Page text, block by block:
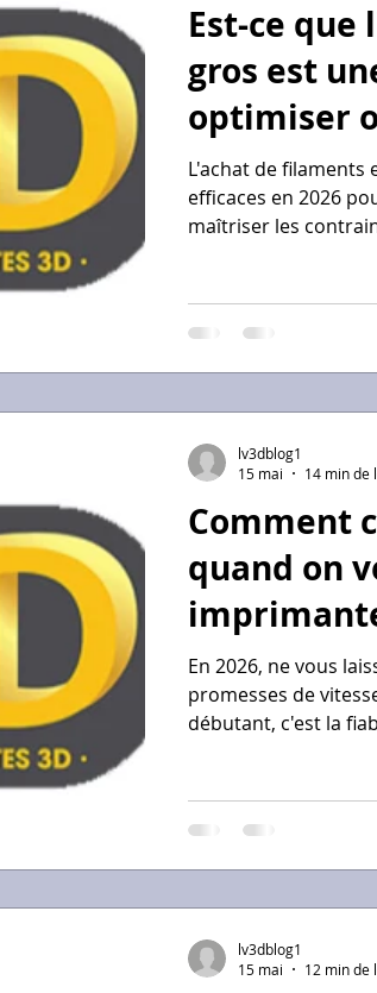
Est-ce
gros est
optimiser
3d bon
L'achat de filaments
efficaces en 2026
maîtriser les
peut chuter sous la
qualité/prix
Comment
quand on
2026 ?
En 2026, ne vous
promesses de
débutant, c'est la
Profitez de votre
lignes des fiches
cinématique de la
lv3dblog1
15 mai
14 min de
lv3dblog1
15 mai
12 min de